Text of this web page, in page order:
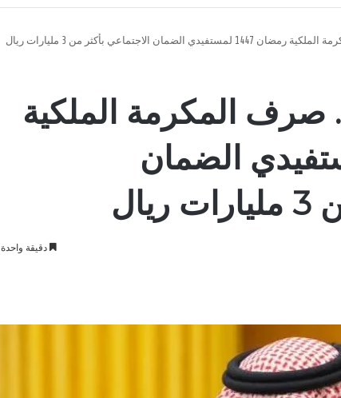
الاجتماعي بأكثر من 3 مليارات ريال
صرف المكرمة الملكية
1447 لمستفيدي الضمان
دقيقة واحدة